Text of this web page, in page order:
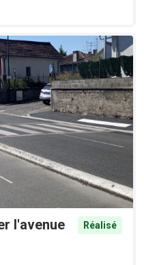
l'avenue
Réalisé